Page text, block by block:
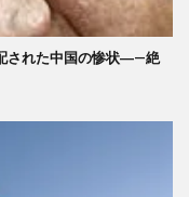
された中国の惨状―—絶